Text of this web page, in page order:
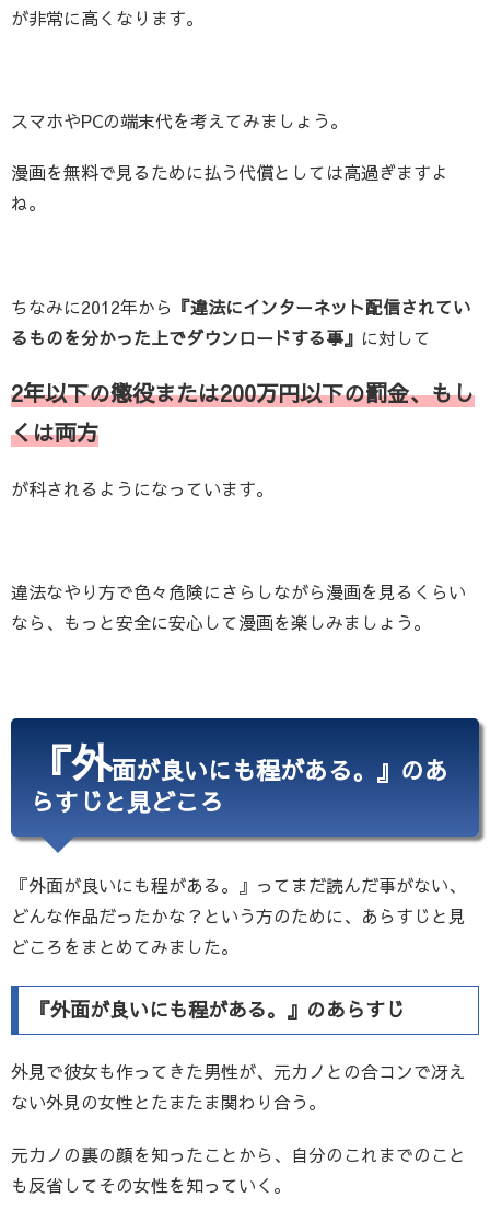
が非常に高くなります。
スマホやPCの端末代を考えてみましょう。
漫画を無料で見るために払う代償としては高過ぎますよ
ね。
ちなみに2012年から 『違法にインターネット配信されてい
るものを分かった上でダウンロードする事』 に対して
2年以下の懲役または200万円以下の罰金、もし
くは両方
が科されるようになっています。
違法なやり方で色々危険にさらしながら漫画を見るくらい
なら、もっと安全に安心して漫画を楽しみましょう。
『外面が良いにも程がある。』のあ
らすじと見どころ
『外面が良いにも程がある。』ってまだ読んだ事がない、
どんな作品だったかな？という方のために、あらすじと見
どころをまとめてみました。
『外面が良いにも程がある。』のあらすじ
外見で彼女も作ってきた男性が、元カノとの合コンで冴え
ない外見の女性とたまたま関わり合う。
元カノの裏の顔を知ったことから、自分のこれまでのこと
も反省してその女性を知っていく。